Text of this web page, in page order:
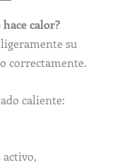
calor?
su
correctamente.
caliente:
activo,